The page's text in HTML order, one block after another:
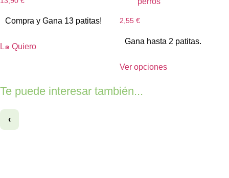
Compra y Gana 13 patitas!
L๑ Quiero
2,55 €
Gana hasta 2 patitas.
Ver opciones
Te puede interesar también...
‹